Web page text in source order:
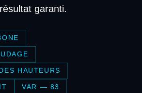
garanti.
HAUTEURS
VAR — 83